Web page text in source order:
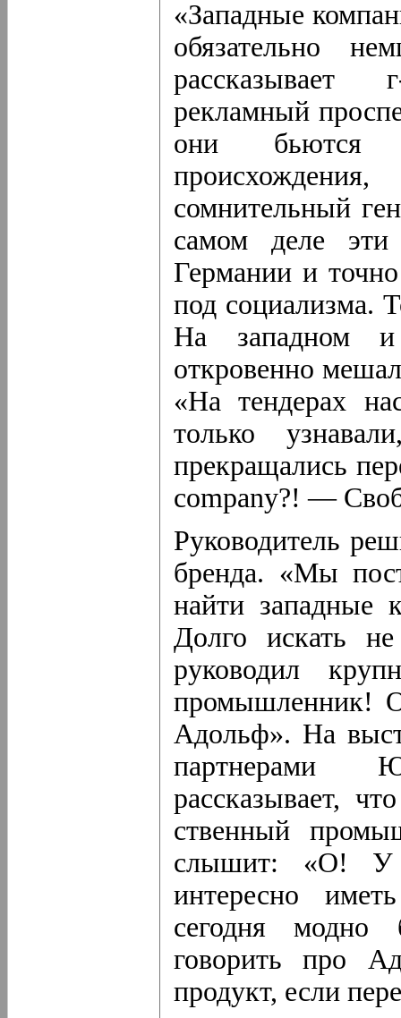
«Западные
обязательно
рассказывает
рекламный
они бьются
сомнительный
самом деле эти
Германии и
под социализма.
На западном и
откровенно
«На тендерах
только
прекращались
company?! —
Руководитель
бренда. «Мы
найти западные
Долго искать
руководил
промышленник!
Адольф». На
партнерами
рассказывает,
ственный
слышит: «О! У
интересно
сегодня
говорить про
продукт, если